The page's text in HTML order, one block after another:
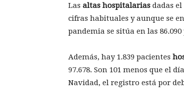
Las altas hospitalarias dadas
cifras habituales y aunque se
pandemia se sitúa en las 86.090
Además, hay 1.839 pacientes
97.678. Son 101 menos que el
Navidad, el registro está por